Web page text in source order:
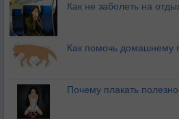
Как не заболеть на
Как помочь домашнему
Почему плакать